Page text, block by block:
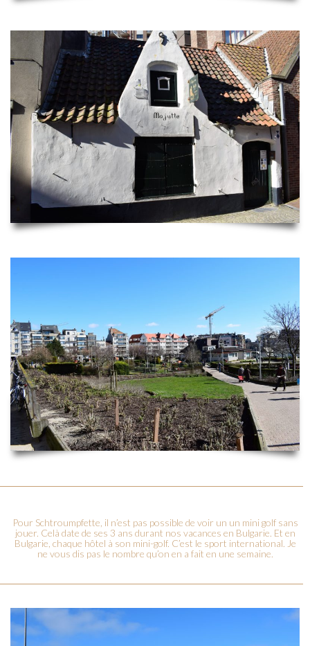
Pour Schtroumpfette, il n’est pas possible de voir un un mini golf sans
jouer. Celà date de ses 3 ans durant nos vacances en Bulgarie. Et en
Bulgarie, chaque hôtel à son mini-golf. C’est le sport international. Je
ne vous dis pas le nombre qu’on en a fait en une semaine.